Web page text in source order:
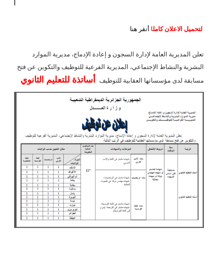
لتحميل الاعلان كاملا أنقر هنا
تعلن المديرية العامة لإدارة السجون و إعادة الإدماج، مديرية الموارد
البشرية والنشاط الإجتماعي، المديرية الفرعية للتوظيف والتكوين عن فتح
مسابقة لدى مؤسساتها العقابية للتوظيف
أساتذة للتعليم الثانوي